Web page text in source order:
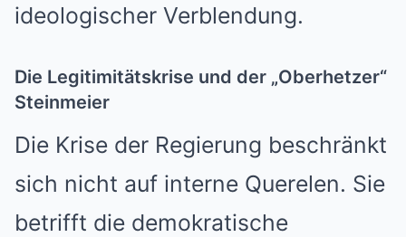
ideologischer Verblendung.
Die Legitimitätskrise und der „Oberhetzer“
Steinmeier
Die Krise der Regierung beschränkt
sich nicht auf interne Querelen. Sie
betrifft die demokratische